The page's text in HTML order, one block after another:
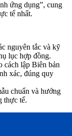
ứng dụng”, cung
tế nhất.
nguyên tắc và kỹ
lục hợp đồng.
cách lập Biên bản
xác, đúng quy
chuẩn và hướng
thực tế.